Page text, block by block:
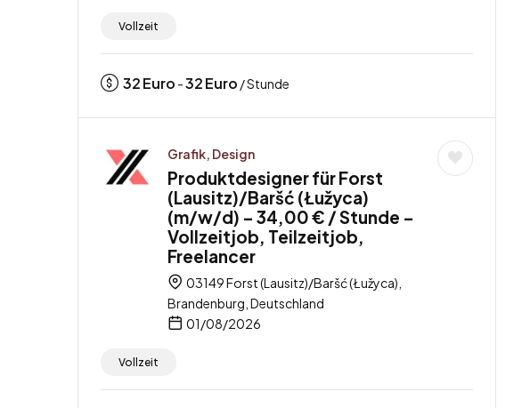
Vollzeit
32Euro -32Euro / Stunde
Grafik, Design
Produktdesigner für Forst
(Lausitz)/Baršć (Łužyca)
(m/w/d) – 34,00 € / Stunde –
Vollzeitjob, Teilzeitjob,
Freelancer
03149 Forst (Lausitz)/Baršć (Łužyca),
Brandenburg, Deutschland
01/08/2026
Vollzeit